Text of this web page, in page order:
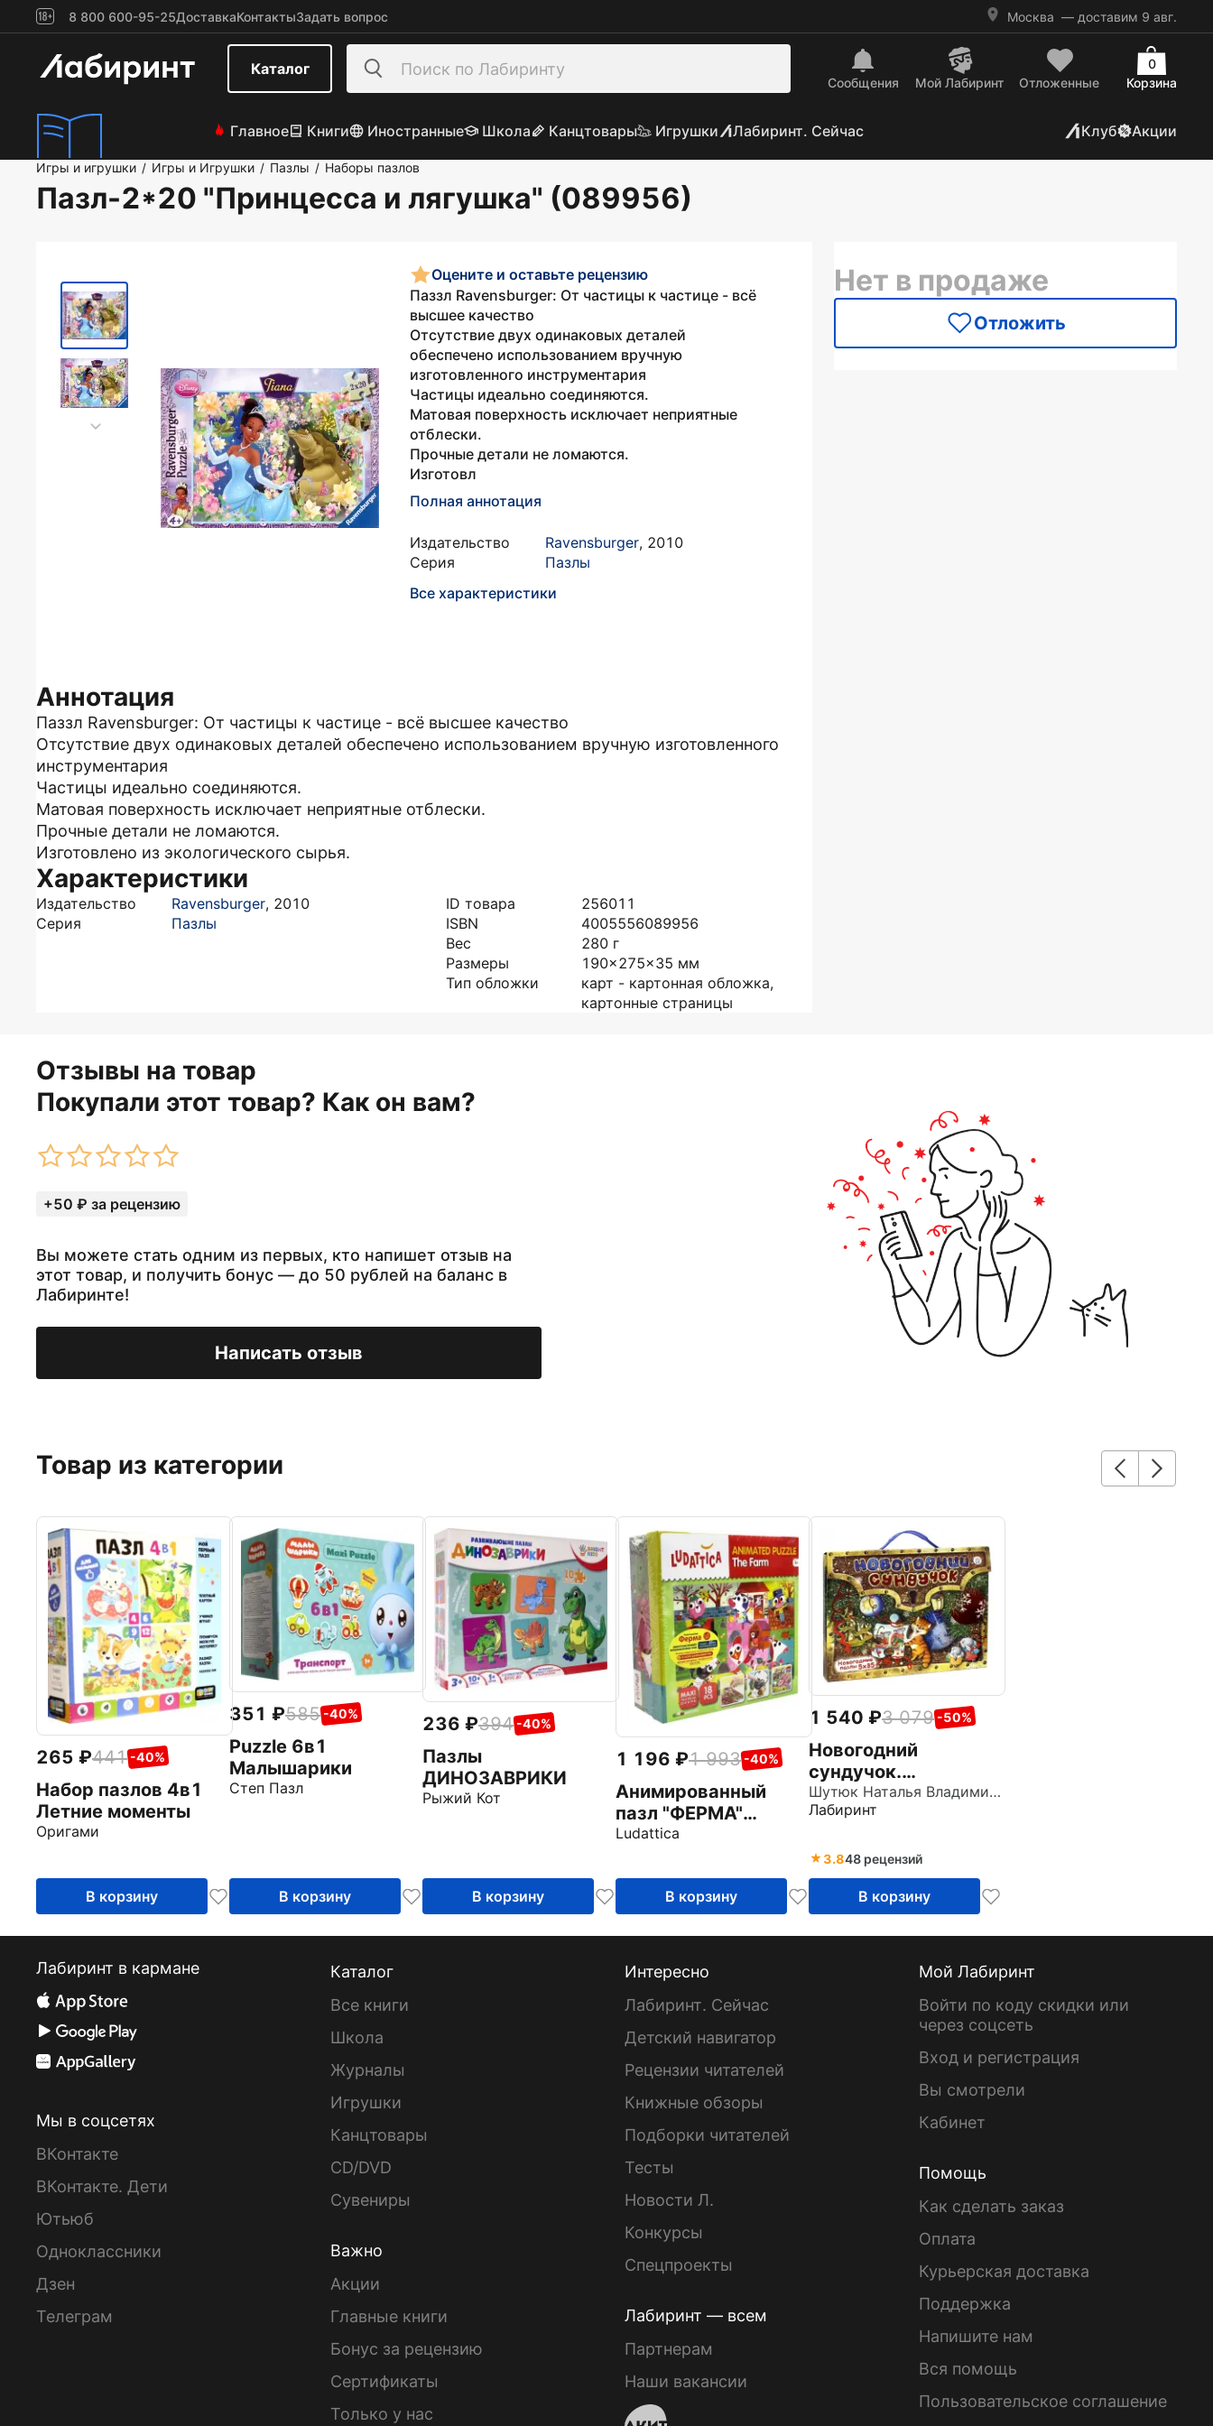
8 800 600-95-25ДоставкаКонтактыЗадать вопрос Москва — доставим 9 авг.
Каталог
Сообщения Mой Лабиринт Отложенные Корзина
0
Главное Книги Иностранные Школа Канцтовары Игрушки Лабиринт. Сейчас Клуб Акции
Игры и игрушки / Игры и Игрушки / Пазлы / Наборы пазлов
Пазл-2*20 "Принцесса и лягушка" (089956)
Оцените и оставьте рецензию
Паззл Ravensburger: От частицы к частице - всё
высшее качество
Отсутствие двух одинаковых деталей
обеспечено использованием вручную
изготовленного инструментария
Частицы идеально соединяются.
Матовая поверхность исключает неприятные
отблески.
Прочные детали не ломаются.
Изготовл
Полная аннотация
Издательство Ravensburger, 2010
Серия
Пазлы
Все характеристики
Аннотация
Паззл Ravensburger: От частицы к частице - всё высшее качество
Отсутствие двух одинаковых деталей обеспечено использованием вручную изготовленного
инструментария
Частицы идеально соединяются.
Матовая поверхность исключает неприятные отблески.
Прочные детали не ломаются.
Изготовлено из экологического сырья.
Характеристики
Издательство Ravensburger, 2010
Серия
Пазлы
ID товара
256011
ISBN
4005556089956
Вес
280 г
Размеры
190x275x35 мм
Тип обложки
карт - картонная обложка,
картонные страницы
Нет в продаже
Отложить
Отзывы на товар
Покупали этот товар? Как он вам?
+50 ₽ за рецензию
Вы можете стать одним из первых, кто напишет отзыв на
этот товар, и получить бонус — до 50 рублей на баланс в
Лабиринте!
Написать отзыв
Товар из категории
265 441 -40%
Набор пазлов 4в1
Летние моменты
Оригами
В корзину
351 585 -40%
Puzzle 6в1
Малышарики
Степ Пазл
В корзину
236 394 -40%
Пазлы
ДИНОЗАВРИКИ
Рыжий Кот
В корзину
1 196 1 993 -40%
Анимированный
пазл "ФЕРМА"
(58037)
Ludattica
В корзину
1 540 3 079 -50%
Новогодний
сундучок.
Новогодние пазлы.
5х35
Шутюк Наталья Владимировна
Лабиринт
3.848 рецензий
В корзину
Лабиринт в кармане
Мы в соцсетях
ВКонтакте
ВКонтакте. Дети
Ютьюб
Одноклассники
Дзен
Телеграм
Каталог
Все книги
Школа
Журналы
Игрушки
Канцтовары
CD/DVD
Сувениры
Важно
Акции
Главные книги
Бонус за рецензию
Сертификаты
Только у нас
Интересно
Лабиринт. Сейчас
Детский навигатор
Рецензии читателей
Книжные обзоры
Подборки читателей
Тесты
Новости Л.
Конкурсы
Спецпроекты
Лабиринт — всем
Партнерам
Наши вакансии
Мой Лабиринт
Войти по коду скидки или
через соцсеть
Вход и регистрация
Вы смотрели
Кабинет
Помощь
Как сделать заказ
Оплата
Курьерская доставка
Поддержка
Напишите нам
Вся помощь
Пользовательское соглашение